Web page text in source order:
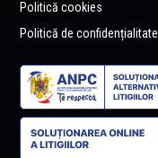
Politică cookies
Politică de confidențialitate